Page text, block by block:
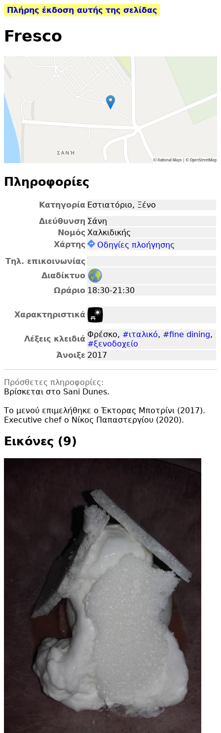
Πλήρης έκδοση αυτής της σελίδας
Fresco
Πληροφορίες
Κατηγορία Εστιατόριο, Ξένο
Διεύθυνση Σάνη
Νομός Χαλκιδικής
Χάρτης
Οδηγίες πλοήγησης
Τηλ. επικοινωνίας
Διαδίκτυο
Ωράριο 18:30-21:30
Χαρακτηριστικά
Λέξεις κλειδιά Φρέσκο, #ιταλικό, #fine dining,
#ξενοδοχείο
Άνοιξε 2017
Πρόσθετες πληροφορίες:
Βρίσκεται στο Sani Dunes.
Το μενού επιμελήθηκε ο Έκτορας Μποτρίνι (2017).
Executive chef ο Νίκος Παπαστεργίου (2020).
Εικόνες (9)